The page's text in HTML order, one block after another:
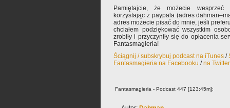
Pamiętajcie, że możecie wesprzeć
korzystając z paypala (adres
adres możecie pisać do mnie, jeśli
chciałem podziękować wszystkim
zrobiły i przyczyniły się do opłacenia
Fantasmagieria!
Ściągnij / subskrybuj podcast na iTunes /
Fantasmagieria na Facebooku /na
Fantasmagieria - Podcast 447 [123:45m]: